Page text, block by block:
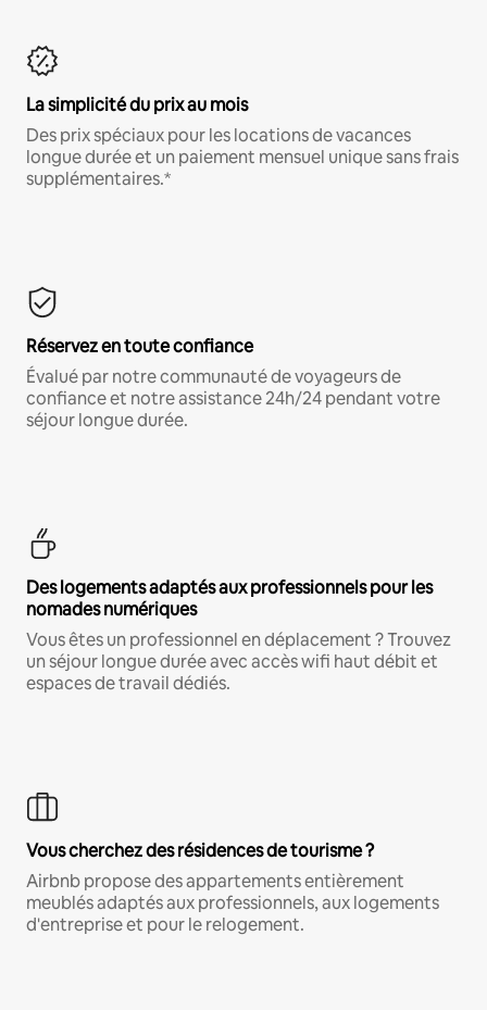
La simplicité du prix au mois
Des prix spéciaux pour les locations de vacances
longue durée et un paiement mensuel unique sans frais
supplémentaires.*
Réservez en toute confiance
Évalué par notre communauté de voyageurs de
confiance et notre assistance 24h/24 pendant votre
séjour longue durée.
Des logements adaptés aux professionnels pour les
nomades numériques
Vous êtes un professionnel en déplacement ? Trouvez
un séjour longue durée avec accès wifi haut débit et
espaces de travail dédiés.
Vous cherchez des résidences de tourisme ?
Airbnb propose des appartements entièrement
meublés adaptés aux professionnels, aux logements
d'entreprise et pour le relogement.